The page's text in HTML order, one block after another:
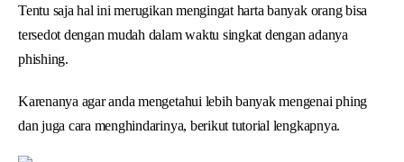
Tentu saja hal ini merugikan mengingat harta banyak orang bisa
tersedot dengan mudah dalam waktu singkat dengan adanya
phishing.
Karenanya agar anda mengetahui lebih banyak mengenai phing
dan juga cara menghindarinya, berikut tutorial lengkapnya.